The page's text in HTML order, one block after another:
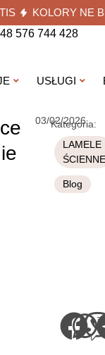
KOLORY NE
576 744 428
USŁUGI
03/02/2026
Kategoria:
LAMELE
Blog